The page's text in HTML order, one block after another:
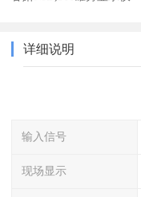
详细说明
输入信号
现场显示